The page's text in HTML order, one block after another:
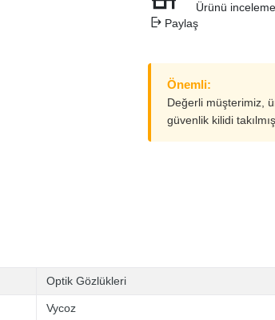
Ürünü
Paylaş
Önemli:
Değerli müşterimiz,
güvenlik kilidi
Optik Gözlükleri
Vycoz